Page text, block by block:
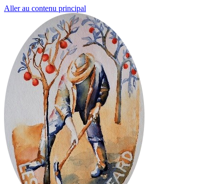
Aller au contenu principal